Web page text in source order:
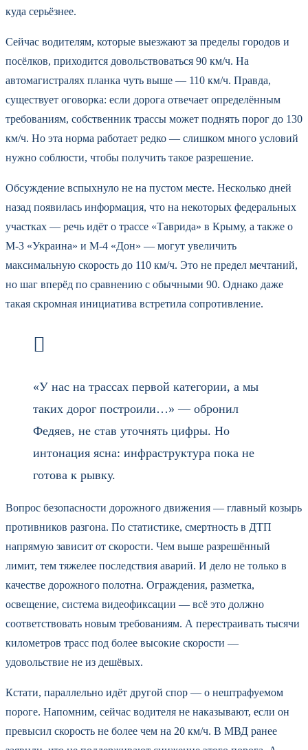
куда серьёзнее.
Сейчас водителям, которые выезжают за пределы городов и
посёлков, приходится довольствоваться 90 км/ч. На
автомагистралях планка чуть выше — 110 км/ч. Правда,
существует оговорка: если дорога отвечает определённым
требованиям, собственник трассы может поднять порог до 130
км/ч. Но эта норма работает редко — слишком много условий
нужно соблюсти, чтобы получить такое разрешение.
Обсуждение вспыхнуло не на пустом месте. Несколько дней
назад появилась информация, что на некоторых федеральных
участках — речь идёт о трассе «Таврида» в Крыму, а также о
М-3 «Украина» и М-4 «Дон» — могут увеличить
максимальную скорость до 110 км/ч. Это не предел мечтаний,
но шаг вперёд по сравнению с обычными 90. Однако даже
такая скромная инициатива встретила сопротивление.
«У нас на трассах первой категории, а мы
таких дорог построили…» — обронил
Федяев, не став уточнять цифры. Но
интонация ясна: инфраструктура пока не
готова к рывку.
Вопрос безопасности дорожного движения — главный козырь
противников разгона. По статистике, смертность в ДТП
напрямую зависит от скорости. Чем выше разрешённый
лимит, тем тяжелее последствия аварий. И дело не только в
качестве дорожного полотна. Ограждения, разметка,
освещение, система видеофиксации — всё это должно
соответствовать новым требованиям. А перестраивать тысячи
километров трасс под более высокие скорости —
удовольствие не из дешёвых.
Кстати, параллельно идёт другой спор — о нештрафуемом
пороге. Напомним, сейчас водителя не наказывают, если он
превысил скорость не более чем на 20 км/ч. В МВД ранее